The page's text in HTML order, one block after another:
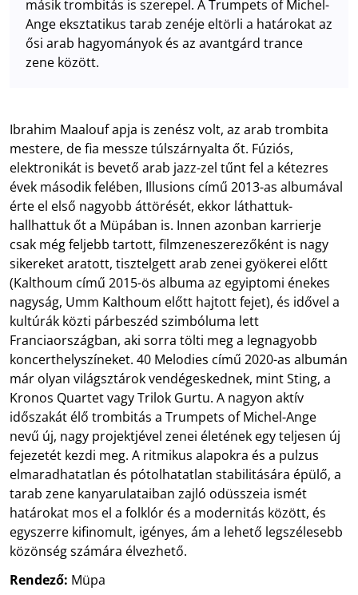
másik trombitás is szerepel. A Trumpets of Michel-
Ange eksztatikus tarab zenéje eltörli a határokat az
ősi arab hagyományok és az avantgárd trance
zene között.
Ibrahim Maalouf apja is zenész volt, az arab trombita
mestere, de fia messze túlszárnyalta őt. Fúziós,
elektronikát is bevető arab jazz-zel tűnt fel a kétezres
évek második felében, Illusions című 2013-as albumával
érte el első nagyobb áttörését, ekkor láthattuk-
hallhattuk őt a Müpában is. Innen azonban karrierje
csak még feljebb tartott, filmzeneszerezőként is nagy
sikereket aratott, tisztelgett arab zenei gyökerei előtt
(Kalthoum című 2015-ös albuma az egyiptomi énekes
nagyság, Umm Kalthoum előtt hajtott fejet), és idővel a
kultúrák közti párbeszéd szimbóluma lett
Franciaországban, aki sorra tölti meg a legnagyobb
koncerthelyszíneket. 40 Melodies című 2020-as albumán
már olyan világsztárok vendégeskednek, mint Sting, a
Kronos Quartet vagy Trilok Gurtu. A nagyon aktív
időszakát élő trombitás a Trumpets of Michel-Ange
nevű új, nagy projektjével zenei életének egy teljesen új
fejezetét kezdi meg. A ritmikus alapokra és a pulzus
elmaradhatatlan és pótolhatatlan stabilitására épülő, a
tarab zene kanyarulataiban zajló odüsszeia ismét
határokat mos el a folklór és a modernitás között, és
egyszerre kifinomult, igényes, ám a lehető legszélesebb
közönség számára élvezhető.
Rendező: Müpa